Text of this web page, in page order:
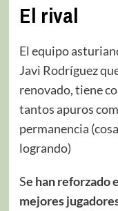
El rival
El equipo
Javi Rodríguez
renovado, tiene
tantos apuros
permanencia
logrando)
Se han reforzado
mejores